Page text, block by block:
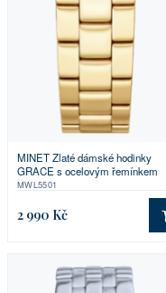
MINET Zlaté dámské hodinky
GRACE s ocelovým řemínkem
MWL5501
2 990 Kč